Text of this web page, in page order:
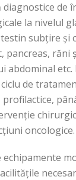
diagnostice de
la nivelul
subțire și
pancreas, răni
abdominal etc.
de
oncologice.
echipamente